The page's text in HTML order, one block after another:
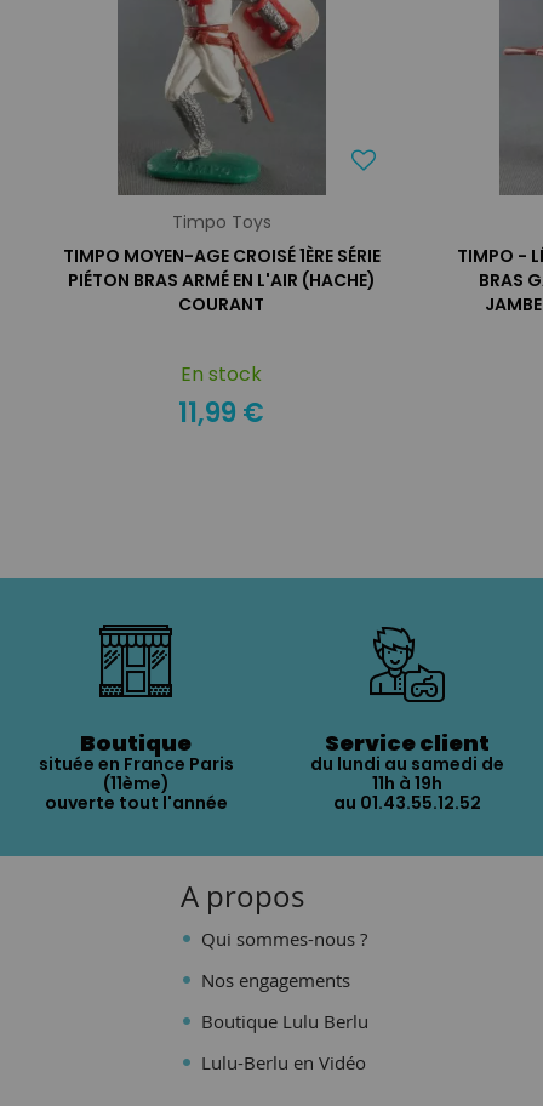
Timpo Toys
TIMPO MOYEN-AGE CROISÉ 1ÈRE SÉRIE
PIÉTON BRAS ARMÉ EN L'AIR (HACHE)
COURANT
En stock
11,99 €
TIMPO -
BRAS
Boutique
située en France Paris
(11ème)
ouverte tout l'année
Service client
du lundi au samedi de
11h à 19h
au 01.43.55.12.52
A propos
Qui sommes-nous ?
Nos engagements
Boutique Lulu Berlu
Lulu-Berlu en Vidéo